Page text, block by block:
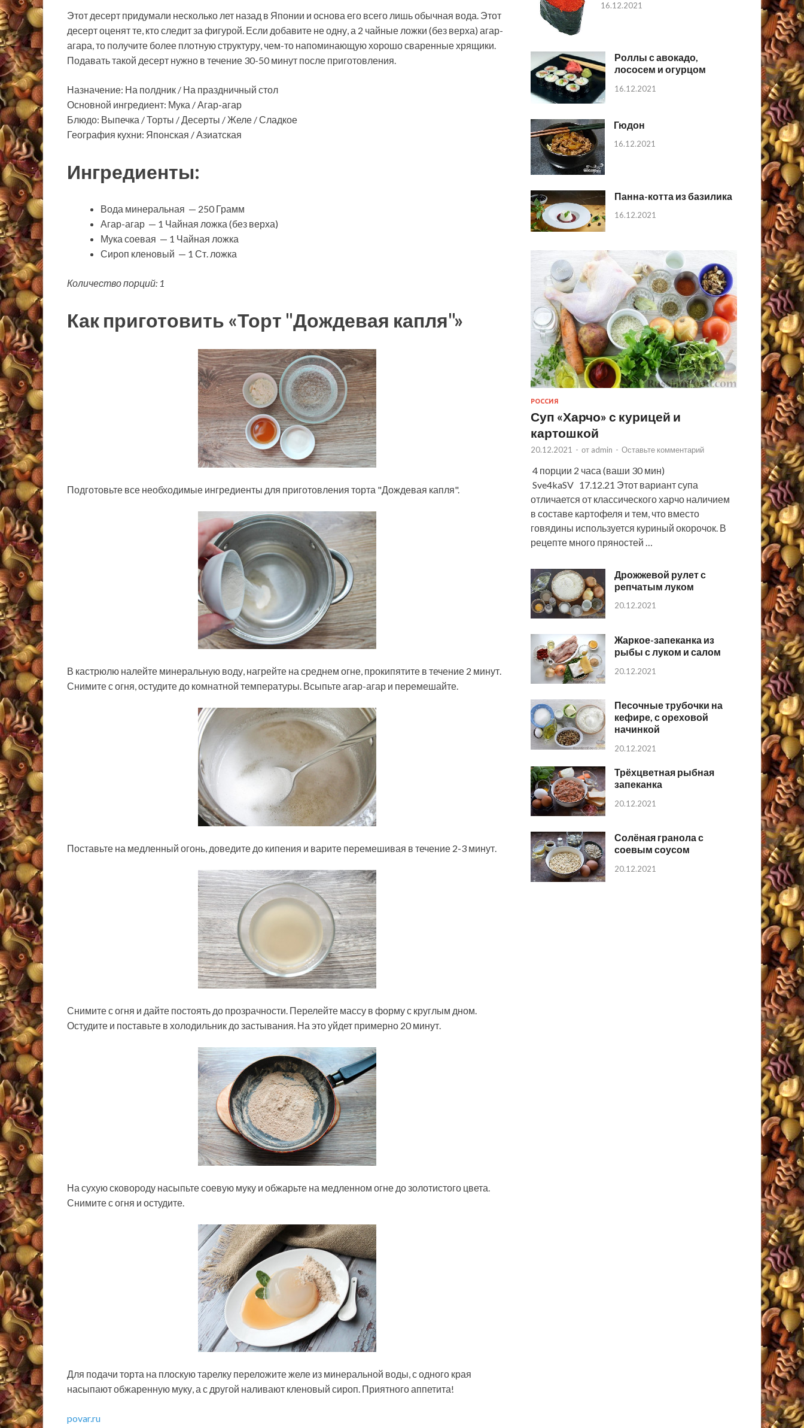
Этот десерт придумали несколько лет назад в Японии и основа его всего лишь обычная вода. Этот
десерт оценят те, кто следит за фигурой. Если добавите не одну, а 2 чайные ложки (без верха) агар-
агара, то получите более плотную структуру, чем-то напоминающую хорошо сваренные хрящики.
Подавать такой десерт нужно в течение 30-50 минут после приготовления.
Назначение: На полдник / На праздничный стол
Основной ингредиент: Мука / Агар-агар
Блюдо: Выпечка / Торты / Десерты / Желе / Сладкое
География кухни: Японская / Азиатская
Ингредиенты:
Вода минеральная — 250 Грамм
Агар-агар — 1 Чайная ложка (без верха)
Мука соевая — 1 Чайная ложка
Сироп кленовый — 1 Ст. ложка
Количество порций: 1
Как приготовить «Торт "Дождевая капля"»
Подготовьте все необходимые ингредиенты для приготовления торта "Дождевая капля".
В кастрюлю налейте минеральную воду, нагрейте на среднем огне, прокипятите в течение 2 минут.
Снимите с огня, остудите до комнатной температуры. Всыпьте агар-агар и перемешайте.
Поставьте на медленный огонь, доведите до кипения и варите перемешивая в течение 2-3 минут.
Снимите с огня и дайте постоять до прозрачности. Перелейте массу в форму с круглым дном.
Остудите и поставьте в холодильник до застывания. На это уйдет примерно 20 минут.
На сухую сковороду насыпьте соевую муку и обжарьте на медленном огне до золотистого цвета.
Снимите с огня и остудите.
Для подачи торта на плоскую тарелку переложите желе из минеральной воды, с одного края
насыпают обжаренную муку, а с другой наливают кленовый сироп. Приятного аппетита!
povar.ru
16.12.2021
Роллы с авокадо,
лососем и огурцом
16.12.2021
Гюдон
16.12.2021
Панна-котта из базилика
16.12.2021
РОССИЯ
Суп «Харчо» с курицей и
картошкой
20.12.2021 - от admin - Оставьте комментарий
4 порции 2 часа (ваши 30 мин)
Sve4kaSV 17.12.21 Этот вариант супа
отличается от классического харчо наличием
в составе картофеля и тем, что вместо
говядины используется куриный окорочок. В
рецепте много пряностей …
Дрожжевой рулет с
репчатым луком
20.12.2021
Жаркое-запеканка из
рыбы с луком и салом
20.12.2021
Песочные трубочки на
кефире, с ореховой
начинкой
20.12.2021
Трёхцветная рыбная
запеканка
20.12.2021
Солёная гранола с
соевым соусом
20.12.2021